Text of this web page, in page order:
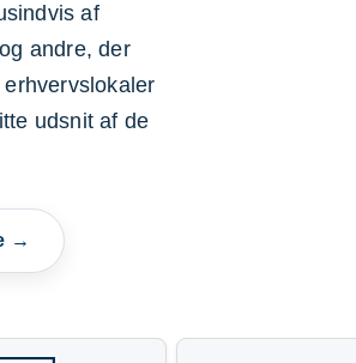
af
andre, der
udsnit af de
→